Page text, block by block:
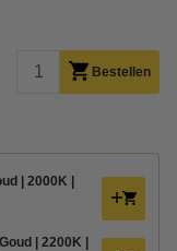
Bestellen
| 2000K |
| 2200K |